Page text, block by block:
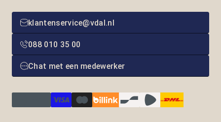
klantenservice@vdal.nl
088 010 35 00
Chat met een medewerker